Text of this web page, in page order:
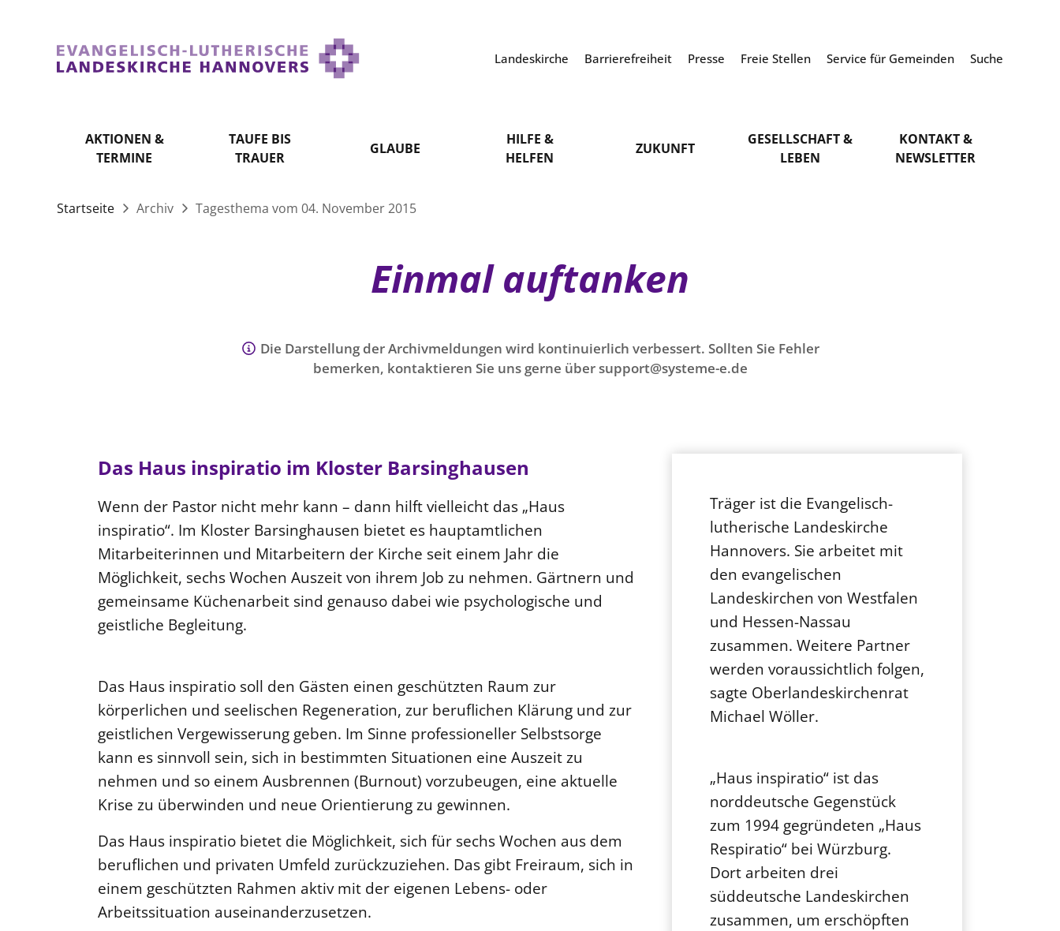
Landeskirche Barrierefreiheit Presse Freie Stellen Service für Gemeinden Suche
AKTIONEN &
TERMINE
TAUFE BIS
TRAUER
GLAUBE
HILFE &
HELFEN
ZUKUNFT
GESELLSCHAFT &
LEBEN
KONTAKT &
NEWSLETTER
Startseite Archiv Tagesthema vom 04. November 2015
Einmal auftanken
Die Darstellung der Archivmeldungen wird kontinuierlich verbessert. Sollten Sie Fehler
bemerken, kontaktieren Sie uns gerne über support@systeme-e.de
Das Haus inspiratio im Kloster Barsinghausen
Wenn der Pastor nicht mehr kann – dann hilft vielleicht das „Haus
inspiratio“. Im Kloster Barsinghausen bietet es hauptamtlichen
Mitarbeiterinnen und Mitarbeitern der Kirche seit einem Jahr die
Möglichkeit, sechs Wochen Auszeit von ihrem Job zu nehmen. Gärtnern und
gemeinsame Küchenarbeit sind genauso dabei wie psychologische und
geistliche Begleitung.
Das Haus inspiratio soll den Gästen einen geschützten Raum zur
körperlichen und seelischen Regeneration, zur beruflichen Klärung und zur
geistlichen Vergewisserung geben. Im Sinne professioneller Selbstsorge
kann es sinnvoll sein, sich in bestimmten Situationen eine Auszeit zu
nehmen und so einem Ausbrennen (Burnout) vorzubeugen, eine aktuelle
Krise zu überwinden und neue Orientierung zu gewinnen.
Das Haus inspiratio bietet die Möglichkeit, sich für sechs Wochen aus dem
beruflichen und privaten Umfeld zurückzuziehen. Das gibt Freiraum, sich in
einem geschützten Rahmen aktiv mit der eigenen Lebens- oder
Arbeitssituation auseinanderzusetzen.
Träger ist die Evangelisch-
lutherische Landeskirche
Hannovers. Sie arbeitet mit
den evangelischen
Landeskirchen von Westfalen
und Hessen-Nassau
zusammen. Weitere Partner
werden voraussichtlich folgen,
sagte Oberlandeskirchenrat
Michael Wöller.
„Haus inspiratio“ ist das
norddeutsche Gegenstück
zum 1994 gegründeten „Haus
Respiratio“ bei Würzburg.
Dort arbeiten drei
süddeutsche Landeskirchen
zusammen, um erschöpften